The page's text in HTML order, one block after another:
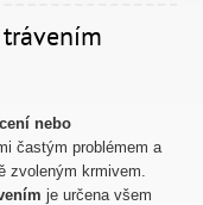
nebo
častým problémem a
zvoleným krmivem.
je určena všem